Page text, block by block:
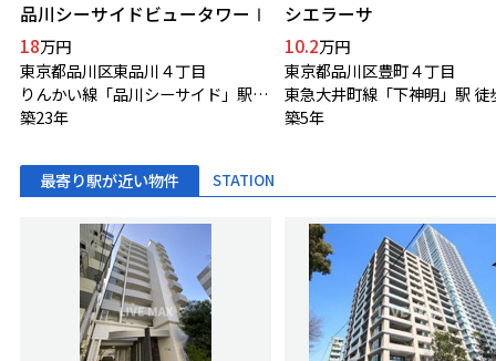
品川シーサイドビュータワーⅠ
18万円
東京都品川区東品川４丁目
りんかい線「品川シーサイド」駅 徒歩1分
築23年
シエラーサ
10.2万円
東京都品川区豊町４丁目
東急大井町線「下神明」駅 徒
築5年
最寄り駅が近い物件 STATION